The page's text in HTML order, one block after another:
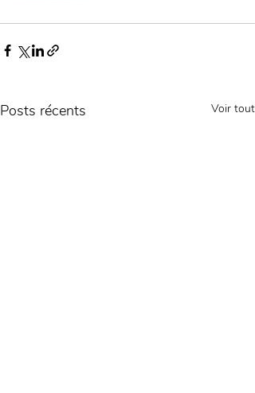
Posts récents Voir tout